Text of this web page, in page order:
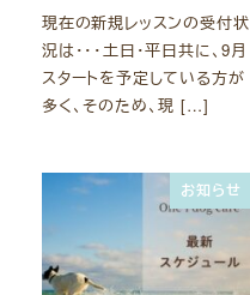
現在の新規レッスンの受付状
況は・・・土日・平日共に、9月
スタートを予定している方が
多く、そのため、現 […]
お知らせ